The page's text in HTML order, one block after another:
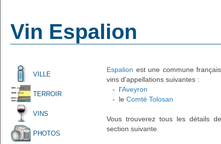
Vin Espalion
VILLE
TERROIR
VINS
PHOTOS
Espalion est une commune
vins d'appellations suivantes :
- l'Aveyron
- le Comté Tolosan
Vous trouverez tous les détails
section suivante.